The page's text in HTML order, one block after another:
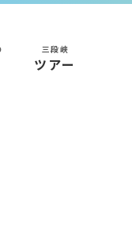
三段峡
ツアー